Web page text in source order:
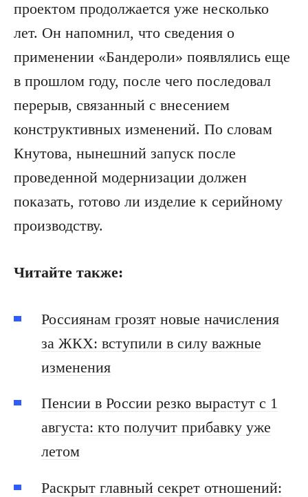
проектом продолжается уже несколько
лет. Он напомнил, что сведения о
применении «Бандероли» появлялись еще
в прошлом году, после чего последовал
перерыв, связанный с внесением
конструктивных изменений. По словам
Кнутова, нынешний запуск после
проведенной модернизации должен
показать, готово ли изделие к серийному
производству.
Читайте также:
Россиянам грозят новые начисления
за ЖКХ: вступили в силу важные
изменения
Пенсии в России резко вырастут с 1
августа: кто получит прибавку уже
летом
Раскрыт главный секрет отношений: